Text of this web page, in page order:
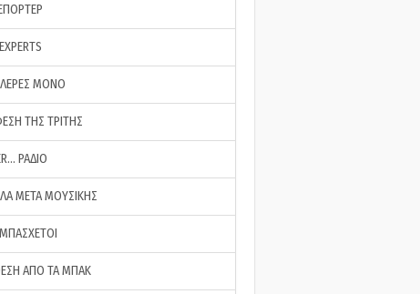
ΜΟΝΟ
ΤΗΣ ΤΡΙΤΗΣ
ΡΑΔΙΟ
ΜΕΤΑ ΜΟΥΣΙΚΗΣ
ΑΠΟ ΤΑ ΜΠΑΚ